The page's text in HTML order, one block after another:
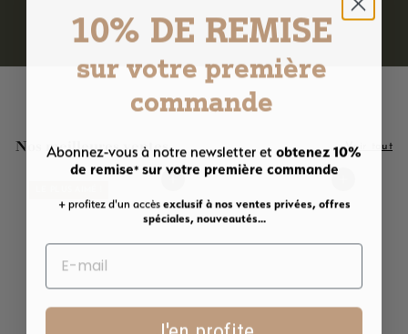
Nos meilleures ventes Voir tout
10% DE REMISE
sur votre première
commande
Abonnez-vous à notre newsletter et obtenez 10%
de remise*sur votre première commande
+ profitez d'un accès exclusif à nos ventes privées, offres
spéciales, nouveautés...